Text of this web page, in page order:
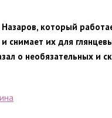
который
снимает их для
о необязательных и